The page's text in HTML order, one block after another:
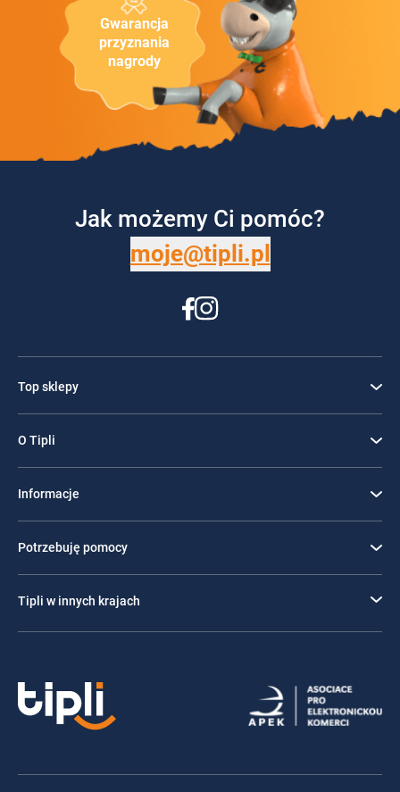
Gwarancja
przyznania
nagrody
Jak możemy Ci pomóc?
moje@tipli.pl
Top sklepy
O Tipli
Informacje
Potrzebuję pomocy
Tipli w innych krajach